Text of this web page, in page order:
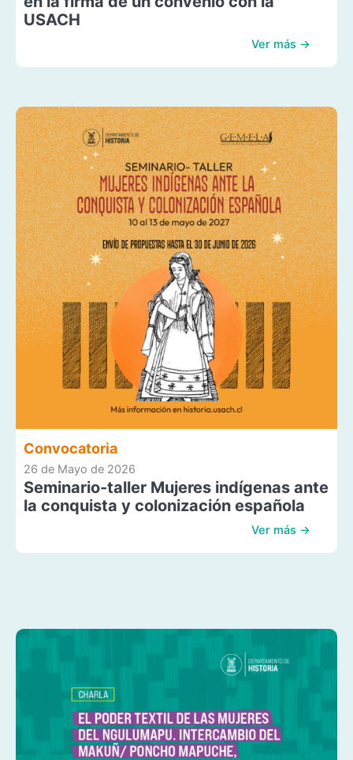
USACH
Ver más →
Convocatoria
26 de Mayo de 2026
Seminario-taller Mujeres indígenas ante
la conquista y colonización española
Ver más →